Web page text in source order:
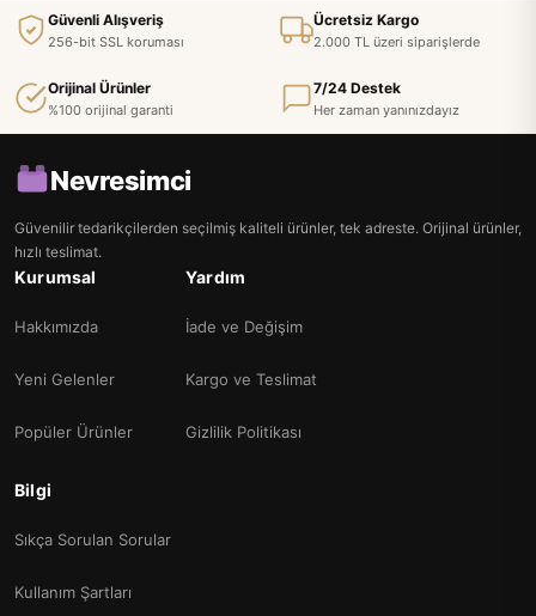
Güvenli Alışveriş
256-bit SSL koruması
Ücretsiz Kargo
2.000 TL üzeri siparişlerde
Orijinal Ürünler
%100 orijinal garanti
7/24 Destek
Her zaman yanınızdayız
Nevresimci
Güvenilir tedarikçilerden seçilmiş kaliteli ürünler, tek adreste. Orijinal ürünler,
hızlı teslimat.
Kurumsal
Hakkımızda
Yeni Gelenler
Popüler Ürünler
Yardım
İade ve Değişim
Kargo ve Teslimat
Gizlilik Politikası
Bilgi
Sıkça Sorulan Sorular
Kullanım Şartları